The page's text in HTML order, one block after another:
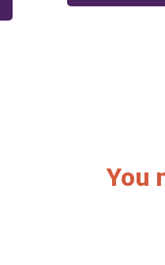
You